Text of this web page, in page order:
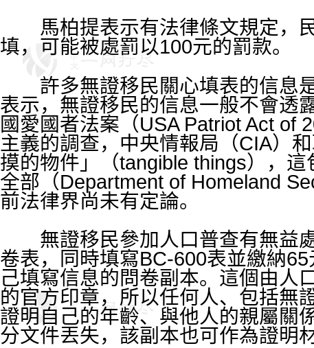
馬柏提表示有法律條文規定，
填，可能被處罰以100元的罰款。
許多無證移民關心填表的信息
表示，無證移民的信息一般不會透
國愛國者法案（USA Patriot Act of
主義的調查，中央情報局（CIA）
摸的物件」（tangible things），
全部（Department of Homeland
前法律界尚未有定論。
無證移民參加人口普查有無益處
卷表，同時填寫BC-600表並繳納
己填寫信息的問卷副本。這個由人
的官方印章，所以任何人、包括無
證明自己的年齡、與他人的親屬關
分文件丟失，該副本也可作為證明材